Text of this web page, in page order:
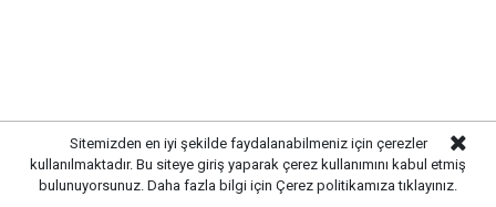
Sitemizden en iyi şekilde faydalanabilmeniz için çerezler
kullanılmaktadır. Bu siteye giriş yaparak çerez kullanımını kabul etmiş
bulunuyorsunuz. Daha fazla bilgi için Çerez politikamıza tıklayınız.